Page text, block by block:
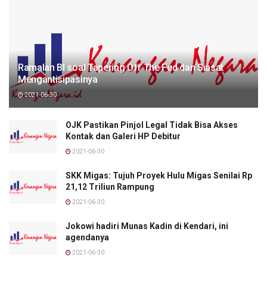
Ramalan BI soal Tapering Off The Fed dan Siasat
Mengantisipasinya
2021-06-30
OJK Pastikan Pinjol Legal Tidak Bisa Akses
Kontak dan Galeri HP Debitur
2021-06-30
SKK Migas: Tujuh Proyek Hulu Migas Senilai Rp
21,12 Triliun Rampung
2021-06-30
Jokowi hadiri Munas Kadin di Kendari, ini
agendanya
2021-06-30